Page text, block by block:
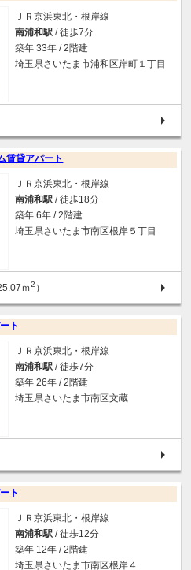
ＪＲ京浜東北・根岸線
南浦和駅 / 徒歩7分
築年 33年 / 2階建
埼玉県さいたま市浦和区岸町１丁目
賃貸アパート
ＪＲ京浜東北・根岸線
南浦和駅 / 徒歩18分
築年 6年 / 2階建
埼玉県さいたま市南区根岸５丁目
ｍ2 ）
ト
ＪＲ京浜東北・根岸線
南浦和駅 / 徒歩7分
築年 26年 / 2階建
埼玉県さいたま市南区文蔵
ト
ＪＲ京浜東北・根岸線
南浦和駅 / 徒歩12分
築年 12年 / 2階建
埼玉県さいたま市南区根岸４